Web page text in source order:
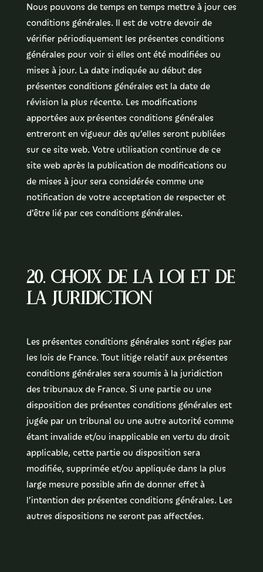
Nous pouvons de temps en temps mettre à jour ces
conditions générales. Il est de votre devoir de
vérifier périodiquement les présentes conditions
générales pour voir si elles ont été modifiées ou
mises à jour. La date indiquée au début des
présentes conditions générales est la date de
révision la plus récente. Les modifications
apportées aux présentes conditions générales
entreront en vigueur dès qu’elles seront publiées
sur ce site web. Votre utilisation continue de ce
site web après la publication de modifications ou
de mises à jour sera considérée comme une
notification de votre acceptation de respecter et
d’être lié par ces conditions générales.
20. Choix de la loi et de
la juridiction
Les présentes conditions générales sont régies par
les lois de France. Tout litige relatif aux présentes
conditions générales sera soumis à la juridiction
des tribunaux de France. Si une partie ou une
disposition des présentes conditions générales est
jugée par un tribunal ou une autre autorité comme
étant invalide et/ou inapplicable en vertu du droit
applicable, cette partie ou disposition sera
modifiée, supprimée et/ou appliquée dans la plus
large mesure possible afin de donner effet à
l’intention des présentes conditions générales. Les
autres dispositions ne seront pas affectées.